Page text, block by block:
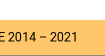
2014 – 2021